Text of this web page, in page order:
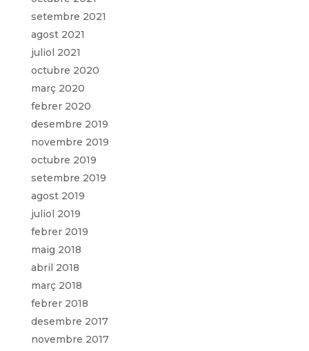
setembre 2021
agost 2021
juliol 2021
octubre 2020
març 2020
febrer 2020
desembre 2019
novembre 2019
octubre 2019
setembre 2019
agost 2019
juliol 2019
febrer 2019
maig 2018
abril 2018
març 2018
febrer 2018
desembre 2017
novembre 2017